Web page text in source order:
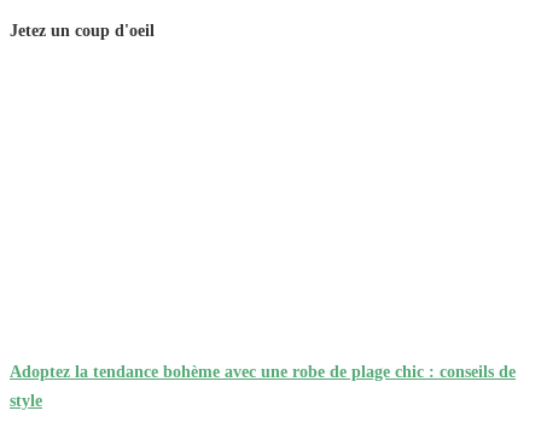
Jetez un coup d'oeil
Adoptez la tendance bohème avec une robe de plage chic : conseils de
style